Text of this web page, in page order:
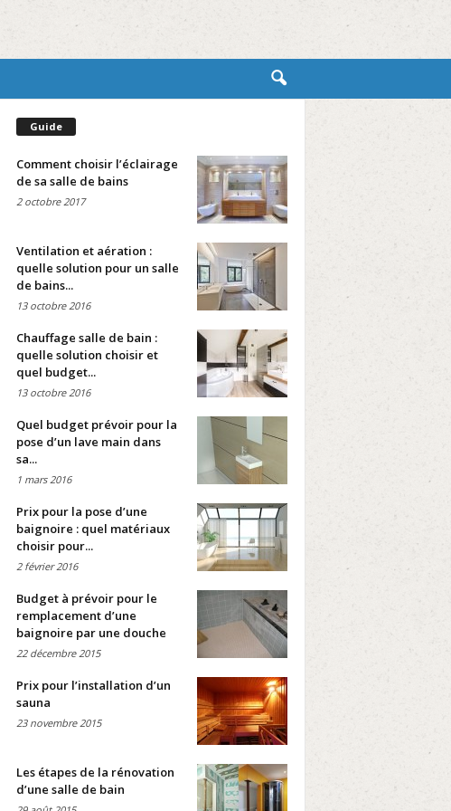
Guide
Comment choisir l’éclairage
de sa salle de bains
2 octobre 2017
Ventilation et aération :
quelle solution pour un salle
de bains...
13 octobre 2016
Chauffage salle de bain :
quelle solution choisir et
quel budget...
13 octobre 2016
Quel budget prévoir pour la
pose d’un lave main dans
sa...
1 mars 2016
Prix pour la pose d’une
baignoire : quel matériaux
choisir pour...
2 février 2016
Budget à prévoir pour le
remplacement d’une
baignoire par une douche
22 décembre 2015
Prix pour l’installation d’un
sauna
23 novembre 2015
Les étapes de la rénovation
d’une salle de bain